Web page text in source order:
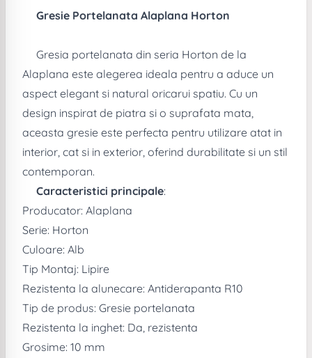
Gresie Portelanata Alaplana Horton
Gresia portelanata din seria Horton de la
Alaplana este alegerea ideala pentru a aduce un
aspect elegant si natural oricarui spatiu. Cu un
design inspirat de piatra si o suprafata mata,
aceasta gresie este perfecta pentru utilizare atat in
interior, cat si in exterior, oferind durabilitate si un stil
contemporan.
Caracteristici principale:
Producator: Alaplana
Serie: Horton
Culoare: Alb
Tip Montaj: Lipire
Rezistenta la alunecare: Antiderapanta R10
Tip de produs: Gresie portelanata
Rezistenta la inghet: Da, rezistenta
Grosime: 10 mm